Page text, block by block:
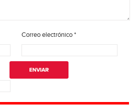
Correo electrónico*